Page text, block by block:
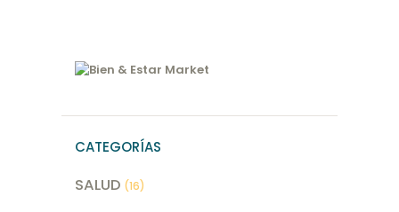
CATEGORÍAS
SALUD (16)